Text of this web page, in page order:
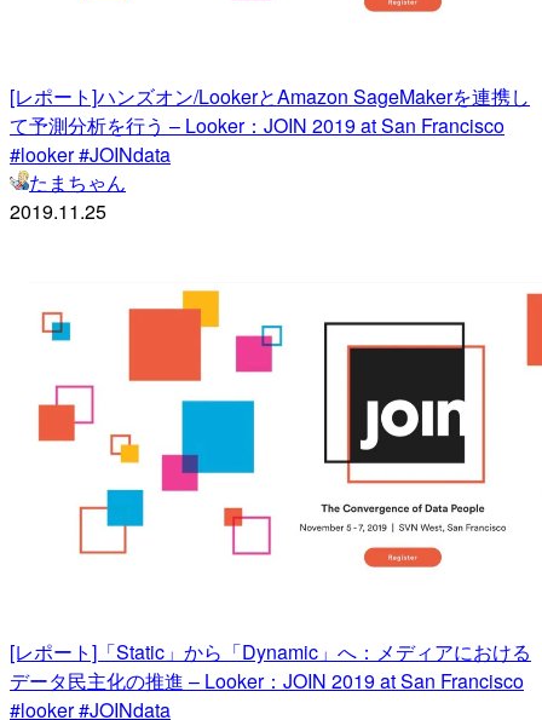
[レポート]ハンズオン/LookerとAmazon SageMakerを連携し
て予測分析を行う – Looker：JOIN 2019 at San Francisco
#looker #JOINdata
たまちゃん
2019.11.25
[レポート]「Static」から「Dynamic」へ：メディアにおける
データ民主化の推進 – Looker：JOIN 2019 at San Francisco
#looker #JOINdata